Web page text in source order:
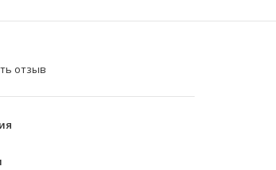
отзыв